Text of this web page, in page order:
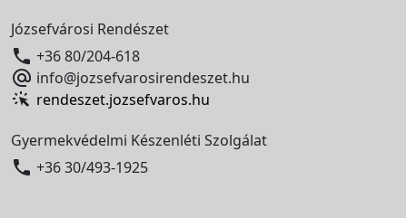
Józsefvárosi Rendészet
 +36 80/204-618
 info@jozsefvarosirendeszet.hu
rendeszet.jozsefvaros.hu
Gyermekvédelmi Készenléti Szolgálat
 +36 30/493-1925